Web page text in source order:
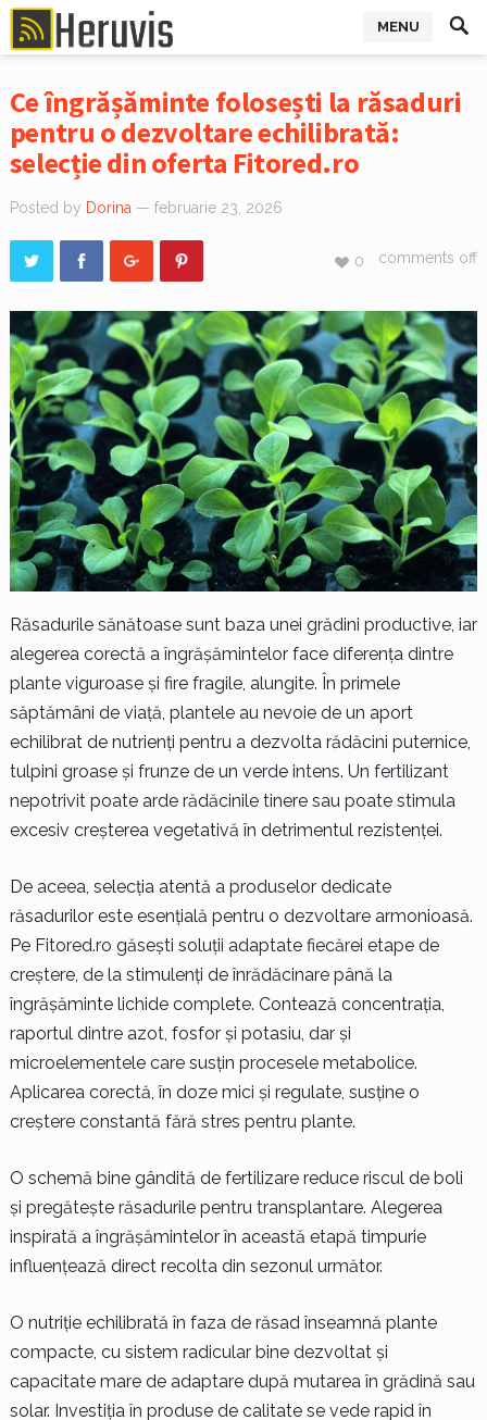
MENU
Ce îngrășăminte folosești la răsaduri
pentru o dezvoltare echilibrată:
selecție din oferta Fitored.ro
Posted by Dorina — februarie 23, 2026
comments off
0
Răsadurile sănătoase sunt baza unei grădini productive, iar
alegerea corectă a îngrășămintelor face diferența dintre
plante viguroase și fire fragile, alungite. În primele
săptămâni de viață, plantele au nevoie de un aport
echilibrat de nutrienți pentru a dezvolta rădăcini puternice,
tulpini groase și frunze de un verde intens. Un fertilizant
nepotrivit poate arde rădăcinile tinere sau poate stimula
excesiv creșterea vegetativă în detrimentul rezistenței.
De aceea, selecția atentă a produselor dedicate
răsadurilor este esențială pentru o dezvoltare armonioasă.
Pe Fitored.ro găsești soluții adaptate fiecărei etape de
creștere, de la stimulenți de înrădăcinare până la
îngrășăminte lichide complete. Contează concentrația,
raportul dintre azot, fosfor și potasiu, dar și
microelementele care susțin procesele metabolice.
Aplicarea corectă, în doze mici și regulate, susține o
creștere constantă fără stres pentru plante.
O schemă bine gândită de fertilizare reduce riscul de boli
și pregătește răsadurile pentru transplantare. Alegerea
inspirată a îngrășămintelor în această etapă timpurie
influențează direct recolta din sezonul următor.
O nutriție echilibrată în faza de răsad înseamnă plante
compacte, cu sistem radicular bine dezvoltat și
capacitate mare de adaptare după mutarea în grădină sau
solar. Investiția în produse de calitate se vede rapid în